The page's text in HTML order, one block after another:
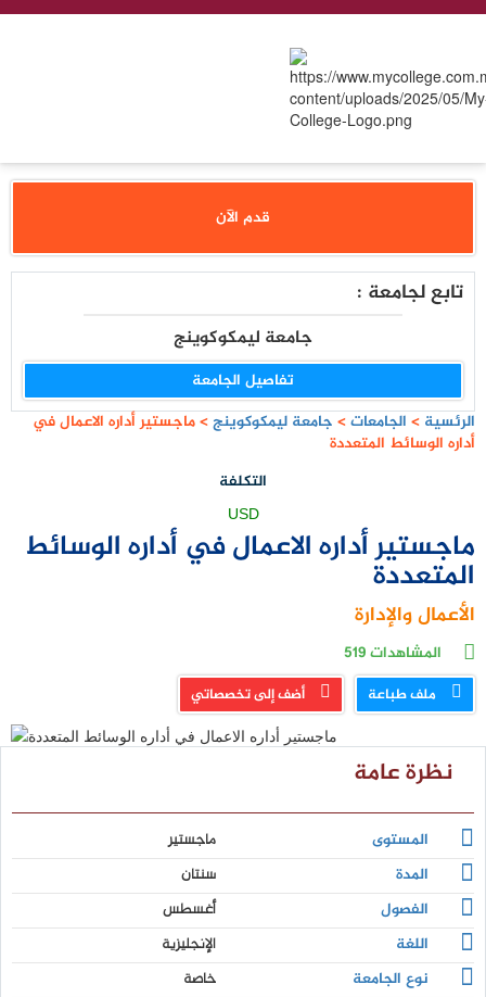
قدم الآن
تابع لجامعة :
جامعة ليمكوكوينج
تفاصيل الجامعة
الرئسية > الجامعات> جامعة ليمكوكوينج>ماجستير أداره الاعمال في
أداره الوسائط المتعددة
التكلفة
USD
ماجستير أداره الاعمال في أداره الوسائط
المتعددة
الأعمال والإدارة
المشاهدات519
ملف طباعة أضف إلى تخصصاتي
نظرة عامة
المستوى
ماجستير
المدة
سنتان
الفصول
أغسطس
اللغة
الإنجليزية
نوع الجامعة
خاصة